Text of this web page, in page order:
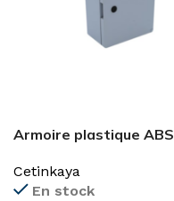
Armoire plastique ABS
Cetinkaya
En stock